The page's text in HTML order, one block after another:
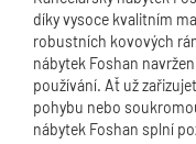
díky vysoce kvalitním
robustních kovových
nábytek Foshan
používání. Ať už
pohybu nebo
nábytek Foshan splní